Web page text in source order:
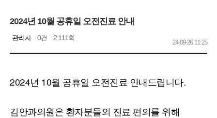
2024년 10월 공휴일 오전진료 안내
관리자 0건 2,111회
24-09-26 11:25
2024년 10월 공휴일 오전진료 안내드립니다.
김안과의원은 환자분들의 진료 편의를 위해